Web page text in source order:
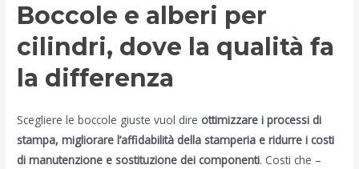
Boccole e alberi per
cilindri, dove la qualità fa
la differenza
Scegliere le boccole giuste vuol direottimizzare i processi di
stampa, migliorare l’affidabilità della stamperia e ridurre i costi
di manutenzione e sostituzione dei componenti. Costi che –